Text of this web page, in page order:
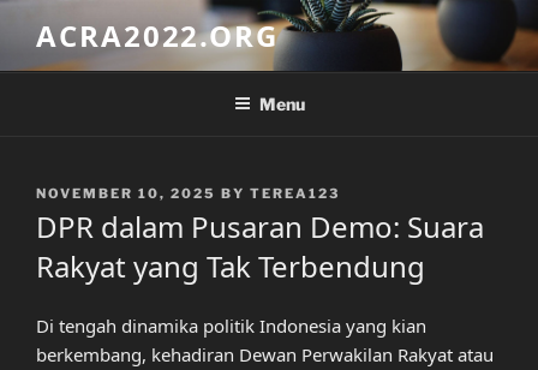
content
ACRA2022.ORG
Menu
POSTED
NOVEMBER 10, 2025 BY TEREA123
DPR dalam Pusaran Demo: Suara
Rakyat yang Tak Terbendung
Di tengah dinamika politik Indonesia yang kian
berkembang, kehadiran Dewan Perwakilan Rakyat atau